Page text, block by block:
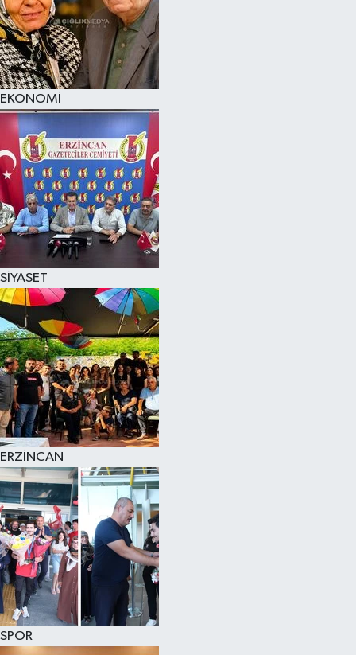
EKONOMİ
SİYASET
ERZİNCAN
SPOR